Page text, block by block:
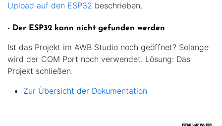
Upload auf den ESP32 beschrieben.
- Der ESP32 kann nicht gefunden werden
Ist das Projekt im AWB Studio noch geöffnet? Solange
wird der COM Port noch verwendet. Lösung: Das
Projekt schließen.
Zur Übersicht der Dokumentation